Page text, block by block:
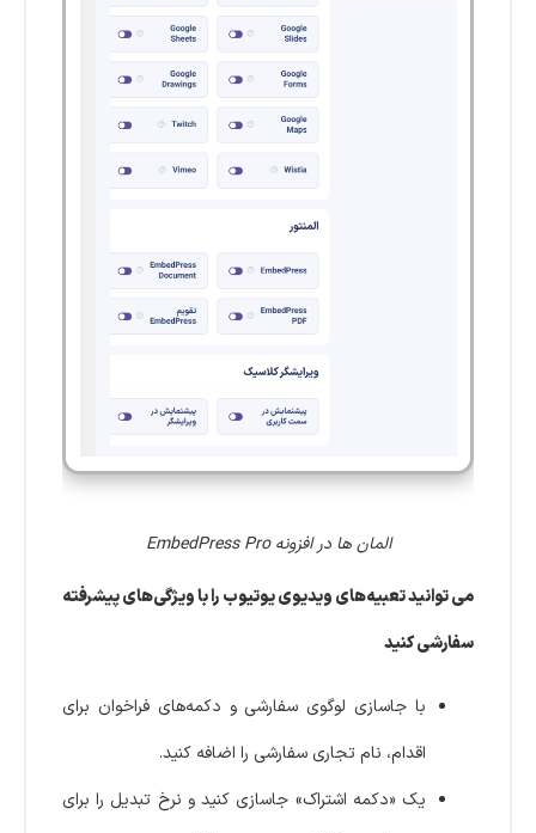
المان ها در افزونه EmbedPress Pro
می توانید تعبیه‌های ویدیوی یوتیوب را با ویژگی‌های پیشرفته
سفارشی کنید
با جاسازی لوگوی سفارشی و دکمه‌های فراخوان برای
اقدام، نام تجاری سفارشی را اضافه کنید.
یک «دکمه اشتراک» جاسازی کنید و نرخ تبدیل را برای